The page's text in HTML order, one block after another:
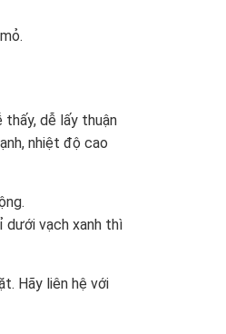
dễ lấy thuận
nhiệt độ cao
dưới vạch xanh thì
Hãy liên hệ với